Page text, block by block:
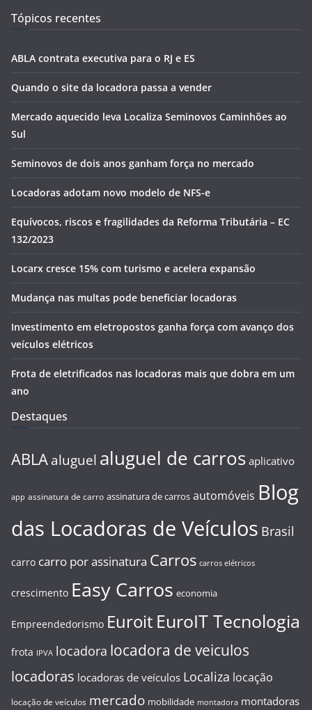
Tópicos recentes
ABLA contrata executiva para o RJ e ES
Quando o site da locadora passa a vender
Mercado aquecido leva Localiza Seminovos Caminhões ao
Sul
Seminovos de dois anos ganham força no mercado
Locadoras adotam novo modelo de NFS-e
Equívocos, riscos e fragilidades da Reforma Tributária – EC
132/2023
Locarx cresce 15% com turismo e acelera expansão
Mudança nas multas pode beneficiar locadoras
Investimento em eletropostos ganha força com avanço dos
veículos elétricos
Frota de eletrificados nas locadoras mais que dobra em um
ano
Destaques
ABLA aluguel aluguel de carros aplicativo
app assinatura de carro assinatura de carros automóveis Blog
das Locadoras de Veículos Brasil
carro carro por assinatura Carros carros elétricos
crescimento Easy Carros economia
Empreendedorismo Euroit EuroIT Tecnologia
frota IPVA locadora locadora de veiculos
locadoras locadoras de veículos Localiza locação
locação de veículos mercado mobilidade montadora montadoras